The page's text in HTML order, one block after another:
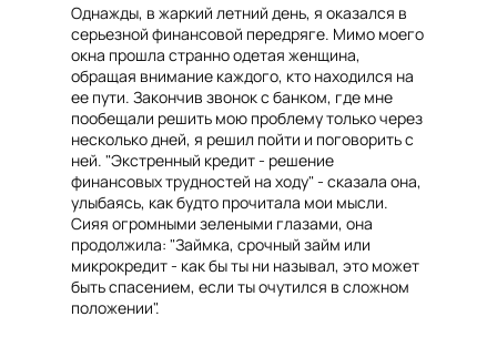
Однажды, в жаркий летний день, я оказался в
серьезной финансовой передряге. Мимо моего
окна прошла странно одетая женщина,
обращая внимание каждого, кто находился на
ее пути. Закончив звонок с банком, где мне
пообещали решить мою проблему только через
несколько дней, я решил пойти и поговорить с
ней. "Экстренный кредит - решение
финансовых трудностей на ходу" - сказала она,
улыбаясь, как будто прочитала мои мысли.
Сияя огромными зелеными глазами, она
продолжила: "Займка, срочный займ или
микрокредит - как бы ты ни называл, это может
быть спасением, если ты очутился в сложном
положении".